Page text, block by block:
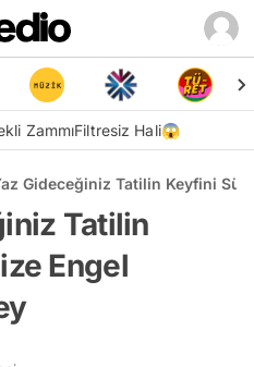
ZammıFiltresiz Hali😱
Gideceğiniz Tatilin Keyfini
Tatilin
Engel